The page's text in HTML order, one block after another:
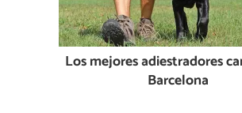
Los mejores adiestradores
Barcelona